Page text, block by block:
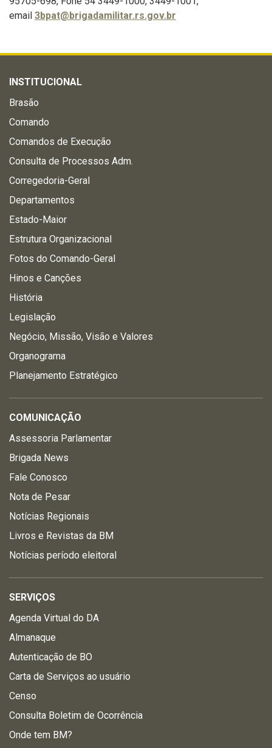
email 3bpat@brigadamilitar.rs.gov.br
INSTITUCIONAL
Brasão
Comando
Comandos de Execução
Consulta de Processos Adm.
Corregedoria-Geral
Departamentos
Estado-Maior
Estrutura Organizacional
Fotos do Comando-Geral
Hinos e Canções
História
Legislação
Negócio, Missão, Visão e Valores
Organograma
Planejamento Estratégico
COMUNICAÇÃO
Assessoria Parlamentar
Brigada News
Fale Conosco
Nota de Pesar
Notícias Regionais
Livros e Revistas da BM
Notícias período eleitoral
SERVIÇOS
Agenda Virtual do DA
Almanaque
Autenticação de BO
Carta de Serviços ao usuário
Censo
Consulta Boletim de Ocorrência
Onde tem BM?